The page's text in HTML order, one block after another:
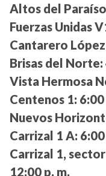
Altos del
Fuerzas Unidas
Cantarero
Brisas del Norte:
Vista Hermosa
Centenos 1: 6:00
Nuevos
Carrizal 1 A:
Carrizal 1,
12:00 p. m.